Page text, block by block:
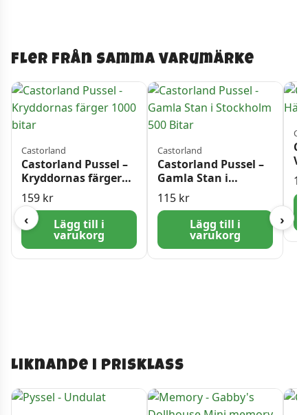
Fler från samma varumärke
‹
Castorland
Castorland Pussel –
Kryddornas färger
1000 bitar
159 kr
Lägg till i
varukorg
Castorland
Castorland Pussel –
Gamla Stan i
Stockholm 500 Bitar
115 kr
Lägg till i
varukorg
›
Liknande i prisklass